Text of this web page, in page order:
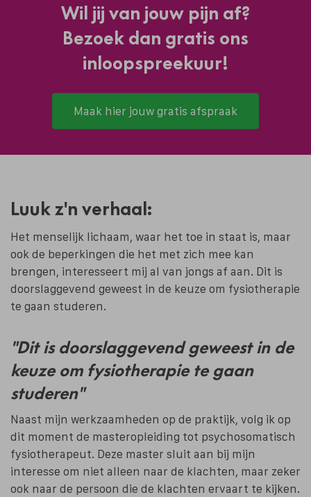
Wil jij van jouw pijn af?
Bezoek dan gratis ons
inloopspreekuur!
Maak hier jouw gratis afspraak
Luuk z'n verhaal:
Het menselijk lichaam, waar het toe in staat is, maar
ook de beperkingen die het met zich mee kan
brengen, interesseert mij al van jongs af aan. Dit is
doorslaggevend geweest in de keuze om fysiotherapie
te gaan studeren.
"Dit is doorslaggevend geweest in de
keuze om fysiotherapie te gaan
studeren"
Naast mijn werkzaamheden op de praktijk, volg ik op
dit moment de masteropleiding tot psychosomatisch
fysiotherapeut. Deze master sluit aan bij mijn
interesse om niet alleen naar de klachten, maar zeker
ook naar de persoon die de klachten ervaart te kijken.